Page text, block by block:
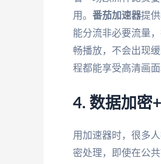
用。 番茄加速器提
能分流非必要流量
畅播放，不会出现
程都能享受高清画
4. 数据加密
用加速器时，很多
密处理，即使在公